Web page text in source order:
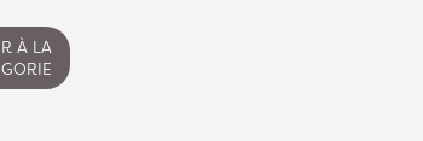
À LA